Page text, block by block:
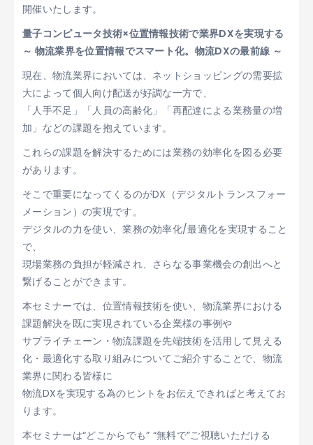
開催いたします。
量子コンピュータ技術×位置情報技術で業界DXを実現する​
～ 物流業界を位置情報でスマート化。物流DXの最前線 ～
現在、物流業界においては、ネットショッピングの需要拡
大によって個人向け配送が好調な一方で、​​​
「人手不足」「人員の高齢化」「再配達による業務量の増
加」などの課題を抱えています。
これらの課題を解決するためには業務の効率化を図る必要
があります。
そこで重要になってくるのがDX（デジタルトランスフォー
メーション）の実現です。​​​​​​
デジタルの力を使い、業務の効率化/最適化を実現すること
で、​​​​​​​
現場業務の負担が軽減され、さらなる事業機会の創出へと
繋げることができます。
本セミナーでは、位置情報技術を使い、物流業界における
課題解決を既に実現されている企業様の事例や​​​​​​​
サプライチェーン・物流課題を先端技術を活用して見える
化・最適化する取り組みについてご紹介することで、物流
業界に関わる皆様に​​​​​​​​​​
物流DXを実現する為のヒントをお伝えできればと考えてお
ります。​​​
本セミナーは“どこからでも” “無料で”ご視聴いただける